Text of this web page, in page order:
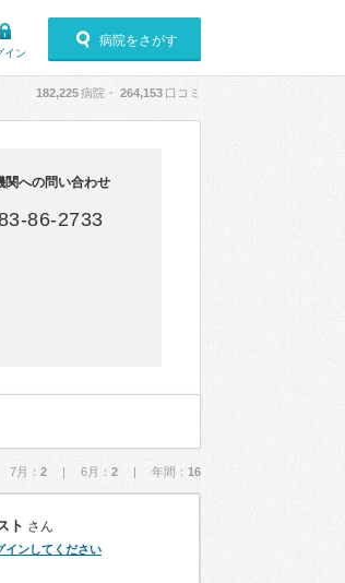
イン
病院をさがす
182,225病院・ 264,153 口コミ
関への問い合わせ
86-2733
7月： 2 | 6月： 2 | 年間： 16
ト さん
インしてください